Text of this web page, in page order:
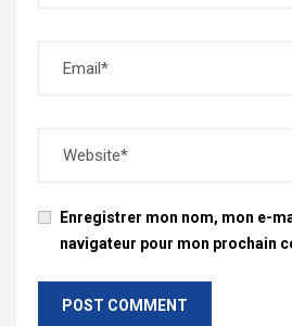
Enregistrer mon nom, mon e-
navigateur pour mon prochain